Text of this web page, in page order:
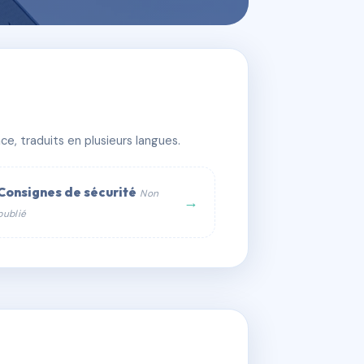
traduits en plusieurs langues.
de sécurité Non
→